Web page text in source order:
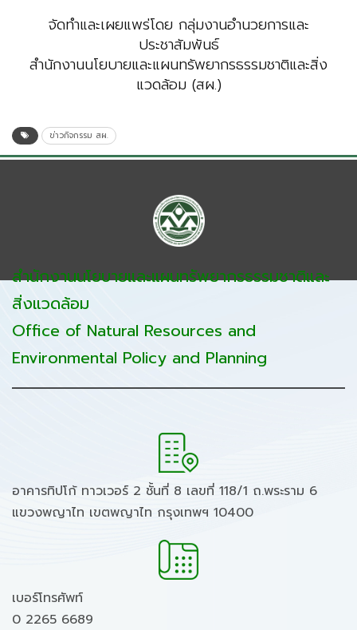
จัดทำและเผยแพร่โดย กลุ่มงานอำนวยการและ
ประชาสัมพันธ์
สำนักงานนโยบายและแผนทรัพยากรธรรมชาติและสิ่ง
แวดล้อม (สผ.)
ข่าวกิจกรรม สผ.
สำนักงานนโยบายและแผนทรัพยากรธรรมชาติและ
สิ่งแวดล้อม
Office of Natural Resources and
Environmental Policy and Planning
อาคารทิปโก้ ทาวเวอร์ 2 ชั้นที่ 8 เลขที่ 118/1 ถ.พระราม 6
แขวงพญาไท เขตพญาไท กรุงเทพฯ 10400
เบอร์โทรศัพท์
0 2265 6689